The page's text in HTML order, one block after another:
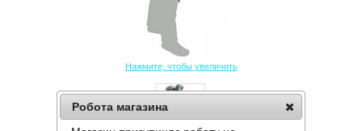
Нажмите, чтобы увеличить
Робота магазина